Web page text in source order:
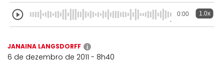
0:00 1.0x
JANAINA LANGSDORFF i
6 de dezembro de 2011 - 8h40